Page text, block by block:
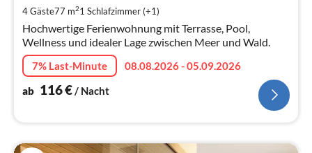
4 Gäste77 m21 Schlafzimmer (+1)
Hochwertige Ferienwohnung mit Terrasse, Pool,
Wellness und idealer Lage zwischen Meer und Wald.
7% Last-Minute
08.08.2026 - 05.09.2026
ab 116€/ Nacht